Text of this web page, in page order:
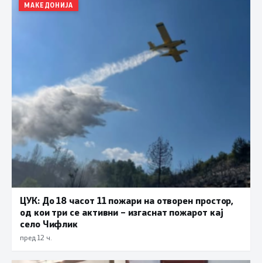
МАКЕДОНИЈА
ЦУК: До 18 часот 11 пожари на отворен простор,
од кои три се активни – изгаснат пожарот кај
село Чифлик
пред 12 ч.